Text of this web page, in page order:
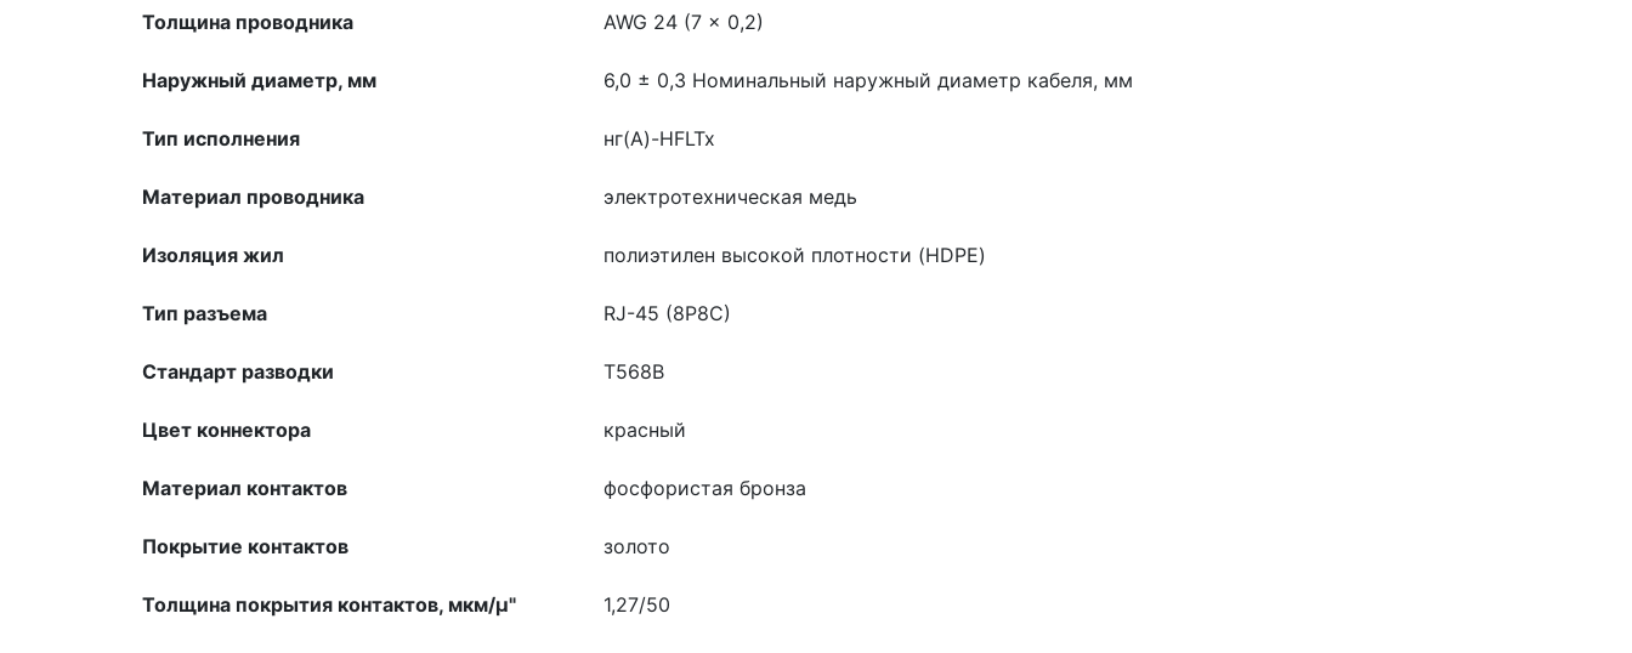
Толщина проводника AWG 24 (7 x 0,2)
Наружный диаметр, мм 6,0 ± 0,3 Номинальный наружный диаметр кабеля, мм
Тип исполнения нг(A)-HFLTx
Материал проводника электротехническая медь
Изоляция жил полиэтилен высокой плотности (HDPE)
Тип разъема RJ-45 (8P8C)
Стандарт разводки T568B
Цвет коннектора красный
Материал контактов фосфористая бронза
Покрытие контактов золото
Толщина покрытия контактов, мкм/µ" 1,27/50